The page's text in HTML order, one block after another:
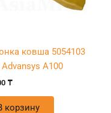
ковша 5054103
Advansys A100
₸
корзину